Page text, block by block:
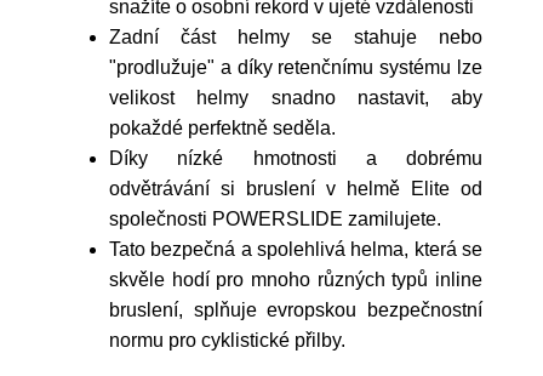
snažíte o osobní rekord v ujeté vzdálenosti
Zadní část helmy se stahuje nebo
"prodlužuje" a díky retenčnímu systému lze
velikost helmy snadno nastavit, aby
pokaždé perfektně seděla.
Díky nízké hmotnosti a dobrému
odvětrávání si bruslení v helmě Elite od
společnosti POWERSLIDE zamilujete.
Tato bezpečná a spolehlivá helma, která se
skvěle hodí pro mnoho různých typů inline
bruslení, splňuje evropskou bezpečnostní
normu pro cyklistické přilby.